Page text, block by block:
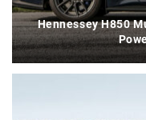
Hennessey H850